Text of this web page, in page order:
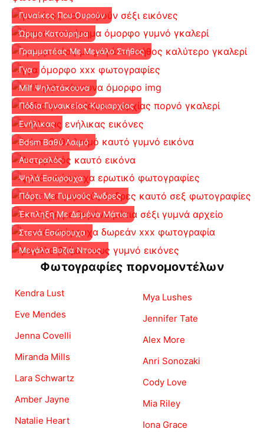
Γυναίκες Που Ουρούν
Ώριμο Κατούρημα
Γραμματέας Με Μεγάλο Στήθος
Γγα
Milf Ψηλοτάκουνα
Πόδια Γυναικείας Κυριαρχίας
Ενήλικας
Bdsm Βαθύ Λαιμό
Αυστραλός
Ψηλά Εσώρουχα
Πάρτι Με Γυμνούς Άνδρες
Έκπληξη Με Δεμένα Μάτια
Στενά Εσώρουχα
Μεγάλα Βυζιά Ντους
Φωτογραφίες πορνομοντέλων
Kendra Lust
Eve Mendes
Jenna Covelli
Miranda Mills
Lara Schwartz
Amber Jayne
Natalie Heart
Mya Lushes
Jennifer Tate
Alex More
Anri Sonozaki
Cody Love
Mia Riley
Iona Grace